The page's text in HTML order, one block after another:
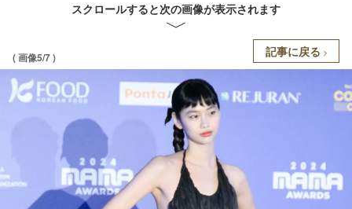
スクロールすると次の画像が表示されます
( 画像5/7 ) 記事に戻る